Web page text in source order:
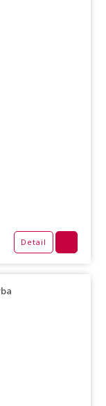
Detail